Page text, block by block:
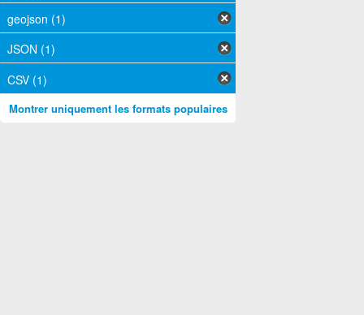
geojson (1)
JSON (1)
CSV (1)
Montrer uniquement les formats populaires